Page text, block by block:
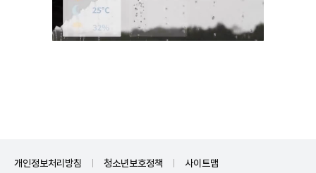
개인정보처리방침 청소년보호정책 사이트맵